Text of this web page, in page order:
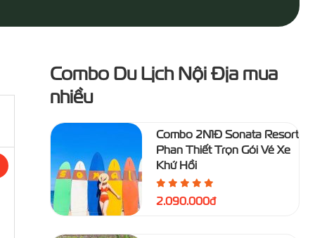
Combo Du Lịch Nội Địa mua
nhiều
Combo 2N1Đ Sonata Resort
Phan Thiết Trọn Gói Vé Xe
Khứ Hồi
2.090.000đ